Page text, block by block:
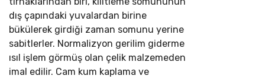
dış çapındaki yuvalardan birine
bükülerek girdiği zaman somunu yerine
sabitlerler. Normalizyon gerilim giderme
ısıl işlem görmüş olan çelik malzemeden
imal edilir. Cam kum kaplama ve